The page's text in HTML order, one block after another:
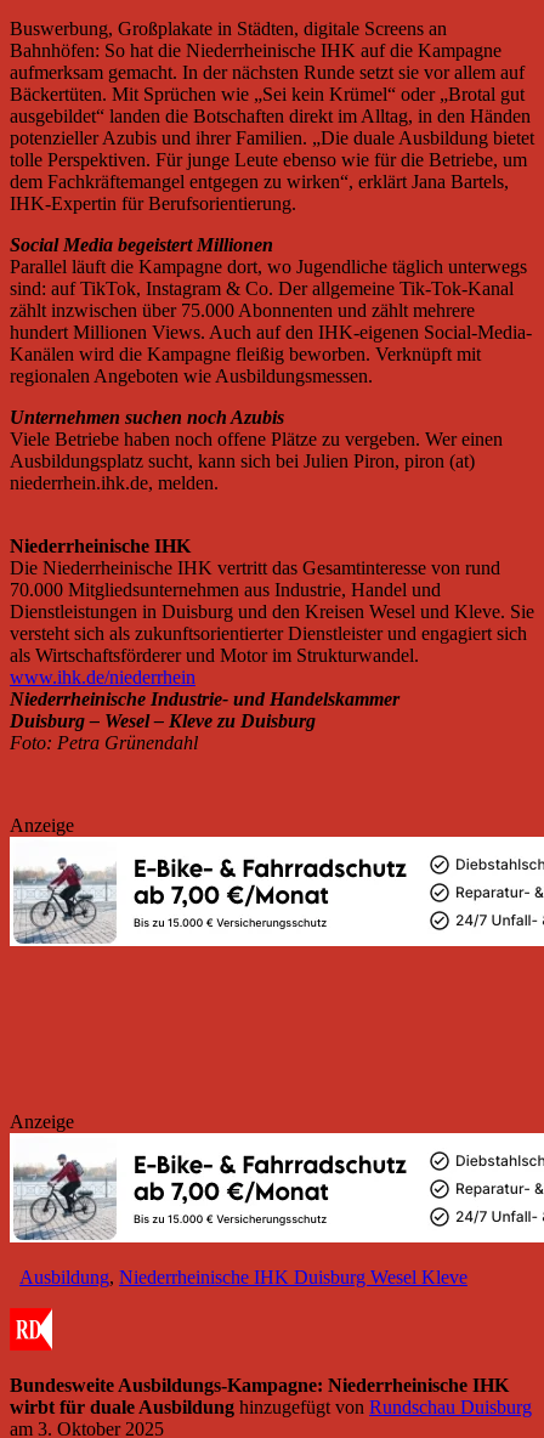
Buswerbung, Großplakate in Städten, digitale Screens an
Bahnhöfen: So hat die Niederrheinische IHK auf die Kampagne
aufmerksam gemacht. In der nächsten Runde setzt sie vor allem auf
Bäckertüten. Mit Sprüchen wie „Sei kein Krümel“ oder „Brotal gut
ausgebildet“ landen die Botschaften direkt im Alltag, in den Händen
potenzieller Azubis und ihrer Familien. „Die duale Ausbildung bietet
tolle Perspektiven. Für junge Leute ebenso wie für die Betriebe, um
dem Fachkräftemangel entgegen zu wirken“, erklärt Jana Bartels,
IHK-Expertin für Berufsorientierung.
Social Media begeistert Millionen
Parallel läuft die Kampagne dort, wo Jugendliche täglich unterwegs
sind: auf TikTok, Instagram & Co. Der allgemeine Tik-Tok-Kanal
zählt inzwischen über 75.000 Abonnenten und zählt mehrere
hundert Millionen Views. Auch auf den IHK-eigenen Social-Media-
Kanälen wird die Kampagne fleißig beworben. Verknüpft mit
regionalen Angeboten wie Ausbildungsmessen.
Unternehmen suchen noch Azubis
Viele Betriebe haben noch offene Plätze zu vergeben. Wer einen
Ausbildungsplatz sucht, kann sich bei Julien Piron, piron (at)
niederrhein.ihk.de, melden.
Niederrheinische IHK
Die Niederrheinische IHK vertritt das Gesamtinteresse von rund
70.000 Mitgliedsunternehmen aus Industrie, Handel und
Dienstleistungen in Duisburg und den Kreisen Wesel und Kleve. Sie
versteht sich als zukunftsorientierter Dienstleister und engagiert sich
als Wirtschaftsförderer und Motor im Strukturwandel.
www.ihk.de/niederrhein
Niederrheinische Industrie- und Handelskammer
Duisburg – Wesel – Kleve zu Duisburg
Foto: Petra Grünendahl
Anzeige
Anzeige
Ausbildung, Niederrheinische IHK Duisburg Wesel Kleve
Bundesweite Ausbildungs-Kampagne: Niederrheinische IHK
wirbt für duale Ausbildung hinzugefügt von Rundschau Duisburg
am 3. Oktober 2025